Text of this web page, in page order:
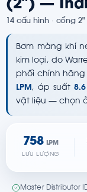
(2") —
14 cấu hình · cổng
Bơm màng khí
kim loại, do
phối chính hãng
LPM, áp suất
vật liệu — chọn
758 LPM
LƯU LƯỢNG
Master Distributor